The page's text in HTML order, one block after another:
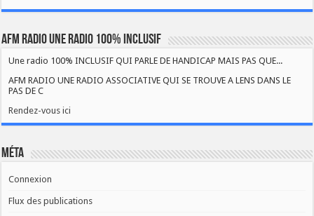
AFM RADIO UNE RADIO 100% INCLUSIF
Une radio 100% INCLUSIF QUI PARLE DE HANDICAP MAIS PAS QUE...
AFM RADIO UNE RADIO ASSOCIATIVE QUI SE TROUVE A LENS DANS LE
PAS DE C
Rendez-vous ici
Méta
Connexion
Flux des publications